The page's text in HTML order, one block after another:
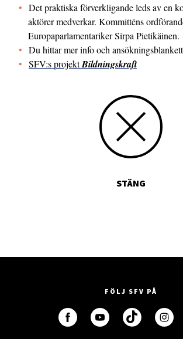
Det praktiska förverkligande leds av en
aktörer medverkar. Kommitténs
Europaparlamentariker Sirpa Pietikäinen.
Du hittar mer info och
SFV:s projektBildningskraft
STÄNG
FÖLJ SFV PÅ